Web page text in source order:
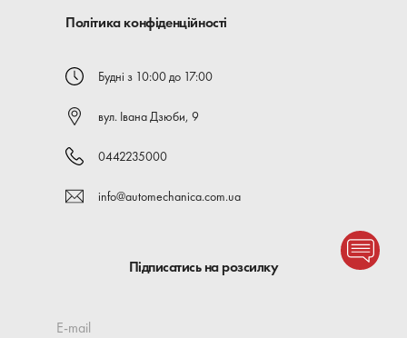
Політика конфіденційності
Будні з 10:00 до 17:00
вул. Івана Дзюби, 9
0442235000
info@automechanica.com.ua
Підписатись на розсилку
E-mail